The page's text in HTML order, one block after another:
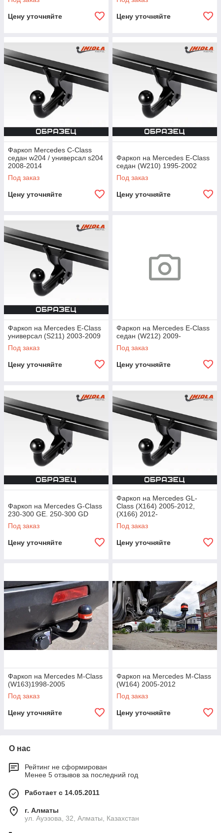
Цену уточняйте Цену уточняйте
Фаркоп Mercedes C-Class
седан w204 / универсал s204
2008-2014
Под заказ
Цену уточняйте
Фаркоп на Mercedes E-Class
седан (W210) 1995-2002
Под заказ
Цену уточняйте
Фаркоп на Mercedes E-Class
универсал (S211) 2003-2009
Под заказ
Цену уточняйте
Фаркоп на Mercedes E-Class
седан (W212) 2009-
Под заказ
Цену уточняйте
Фаркоп на Mercedes G-Сlass
230-300 GE. 250-300 GD
Под заказ
Цену уточняйте
Фаркоп на Mercedes GL-
Class (X164) 2005-2012,
(X166) 2012-
Под заказ
Цену уточняйте
Фаркоп на Mercedes M-Class
(W163)1998-2005
Под заказ
Цену уточняйте
Фаркоп на Mercedes M-Class
(W164) 2005-2012
Под заказ
Цену уточняйте
О нас
Рейтинг не сформирован
Менее 5 отзывов за последний год
Работает с 14.05.2011
г. Алматы
ул. Ауэзова, 32, Алматы, Казахстан